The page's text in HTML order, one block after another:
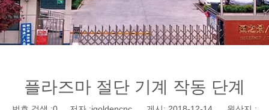
플라즈마 절단 기계 작동 단계